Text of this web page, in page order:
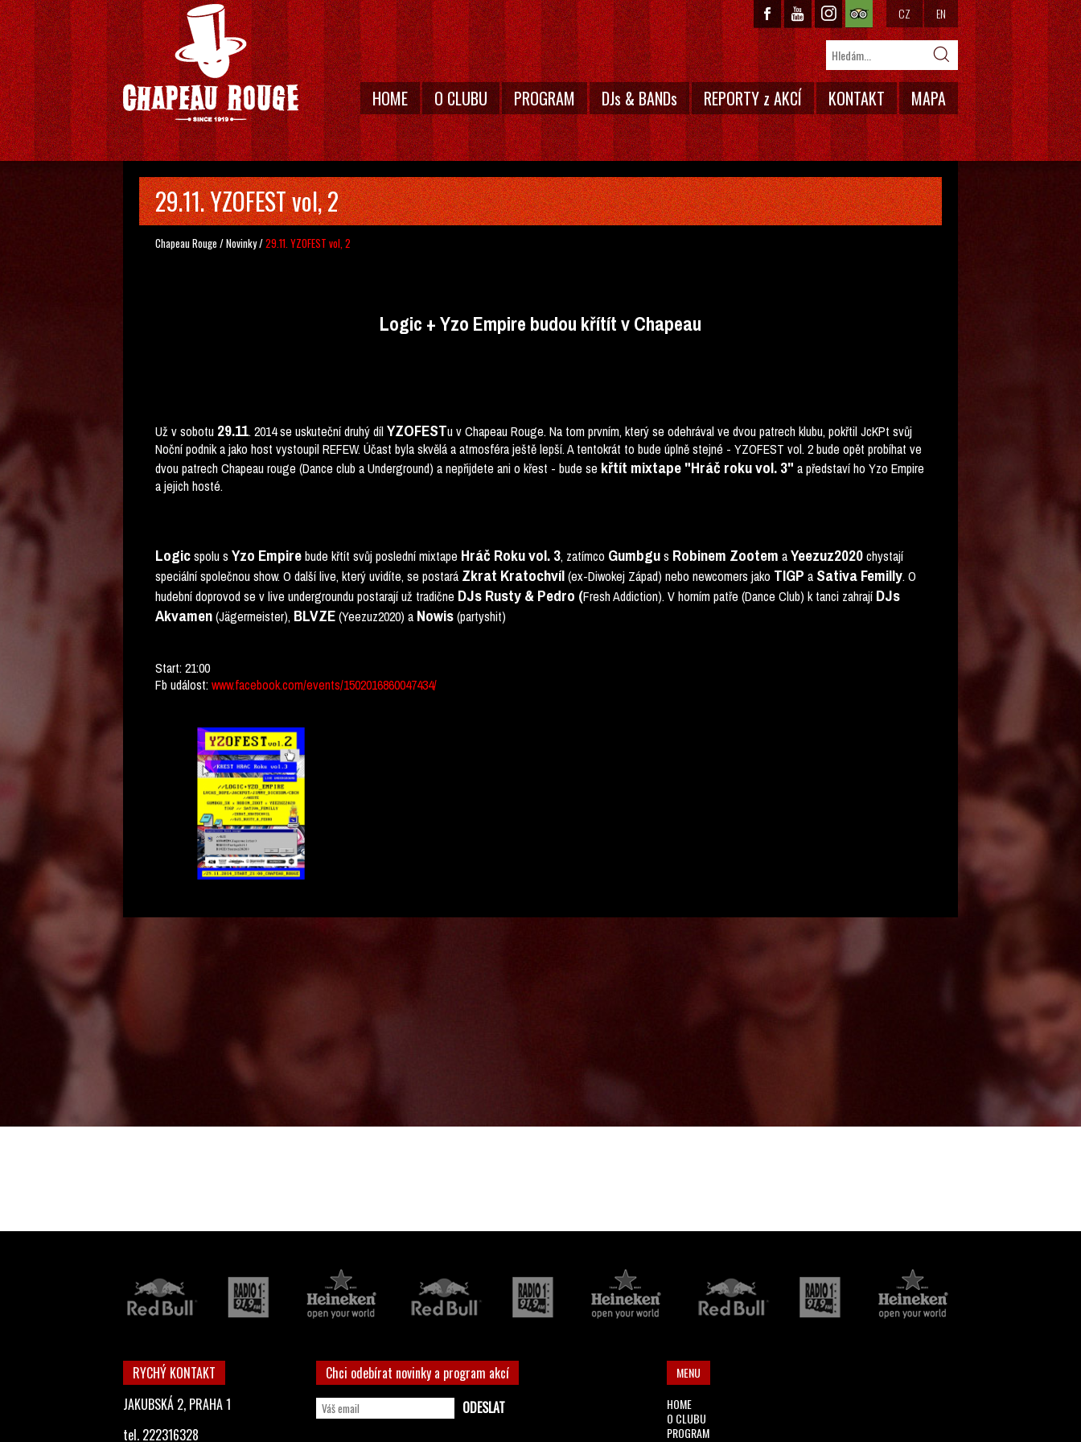
HOME O CLUBU PROGRAM DJs & BANDs REPORTY z AKCÍ KONTAKT MAPA
CZ EN
29.11. YZOFEST vol, 2
Chapeau Rouge /Novinky/29.11. YZOFEST vol, 2
Logic + Yzo Empire budou křítít v Chapeau
Už v sobotu 29.11. 2014 se uskuteční druhý dílYZOFESTu v Chapeau Rouge. Na tom prvním, který se odehrával ve dvou patrech klubu, pokřtil JcKPt svůj
Noční podnik a jako host vystoupil REFEW. Účast byla skvělá a atmosféra ještě lepší. A tentokrát to bude úplně stejné - YZOFEST vol. 2 bude opět probíhat ve
dvou patrech Chapeau rouge (Dance club a Underground) a nepřijdete ani o křest - bude se křtít mixtape "Hráč roku vol. 3" a představí ho Yzo Empire
a jejich hosté.
Logicspolu s Yzo Empirebude křtít svůj poslední mixtape Hráč Roku vol. 3, zatímco Gumbgus Robinem Zootem aYeezuz2020chystají
speciální společnou show. O další live, který uvidíte, se postará Zkrat Kratochvíl(ex-Diwokej Západ) nebo newcomers jako TIGP a Sativa Femilly. O
hudební doprovod se v live undergroundu postarají už tradične DJs Rusty & Pedro (Fresh Addiction). V horním patře (Dance Club) k tanci zahrají DJs
Akvamen(Jägermeister), BLVZE(Yeezuz2020) a Nowis(partyshit)
Start: 21:00
Fb událost:www.facebook.com/events/1502016860047434/
RYCHÝ KONTAKT
JAKUBSKÁ 2, PRAHA 1
tel. 222316328
Chci odebírat novinky a program akcí
MENU
HOME
O CLUBU
PROGRAM